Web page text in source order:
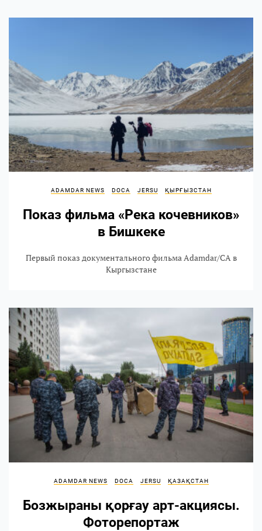
ADAMDAR NEWS DOCA JERSU ҚЫРҒЫЗСТАН
Показ фильма «Река кочевников»
в Бишкеке
Первый показ документального фильма Adamdar/CA в
Кыргызстане
ADAMDAR NEWS DOCA JERSU ҚАЗАҚСТАН
Бозжыраны қорғау арт-акциясы.
Фоторепортаж